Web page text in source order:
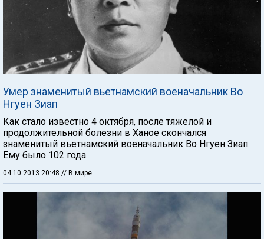
Умер знаменитый вьетнамский военачальник Во
Нгуен Зиап
Как стало известно 4 октября, после тяжелой и
продолжительной болезни в Ханое скончался
знаменитый вьетнамский военачальник Во Нгуен Зиап.
Ему было 102 года.
04.10.2013 20:48 // В мире